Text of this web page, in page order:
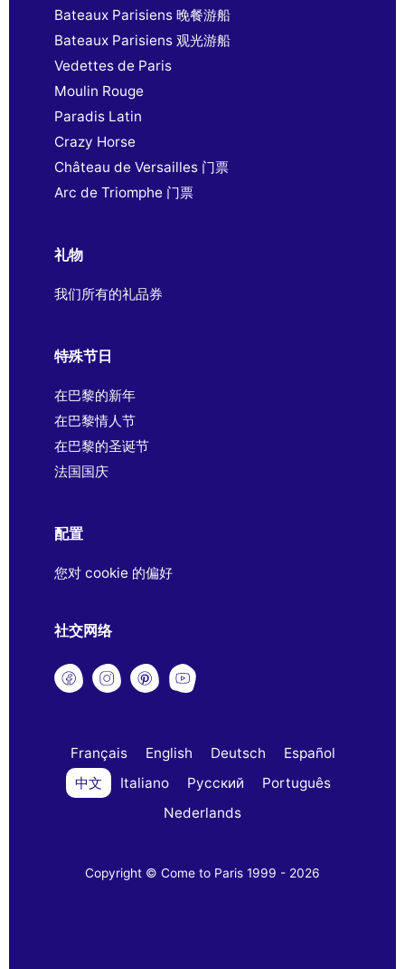
Bateaux Parisiens 晚餐游船
Bateaux Parisiens 观光游船
Vedettes de Paris
Moulin Rouge
Paradis Latin
Crazy Horse
Château de Versailles 门票
Arc de Triomphe 门票
礼物
我们所有的礼品券
特殊节日
在巴黎的新年
在巴黎情人节
在巴黎的圣诞节
法国国庆
配置
您对 cookie 的偏好
社交网络
Français English Deutsch
Español
中文
Italiano Русский
Português
Nederlands
Copyright © Come to Paris 1999 - 2026